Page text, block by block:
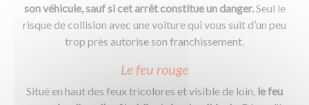
son véhicule, sauf si cet arrêt constitue un danger.Seul le
risque de collision avec une voiture qui vous suit d’un peu
trop près autorise son franchissement.
Le feu rouge
Situé en haut des feux tricolores et visible de loin, le feu